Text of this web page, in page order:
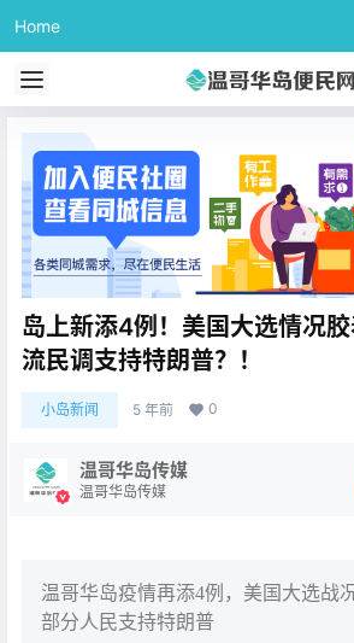
Home
岛上新添4例！美国大选情况
流民调支持特朗普？！
小岛新闻 5 年前 0
温哥华岛传媒
温哥华岛传媒
温哥华岛疫情再添4例，美国大选战
部分人民支持特朗普